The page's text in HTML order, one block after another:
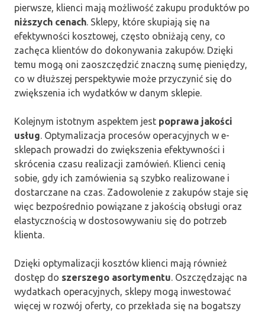
pierwsze, klienci mają możliwość zakupu produktów po
niższych cenach. Sklepy, które skupiają się na
efektywności kosztowej, często obniżają ceny, co
zachęca klientów do dokonywania zakupów. Dzięki
temu mogą oni zaoszczędzić znaczną sumę pieniędzy,
co w dłuższej perspektywie może przyczynić się do
zwiększenia ich wydatków w danym sklepie.
Kolejnym istotnym aspektem jest poprawa jakości
usług. Optymalizacja procesów operacyjnych w e-
sklepach prowadzi do zwiększenia efektywności i
skrócenia czasu realizacji zamówień. Klienci cenią
sobie, gdy ich zamówienia są szybko realizowane i
dostarczane na czas. Zadowolenie z zakupów staje się
więc bezpośrednio powiązane z jakością obsługi oraz
elastycznością w dostosowywaniu się do potrzeb
klienta.
Dzięki optymalizacji kosztów klienci mają również
dostęp do szerszego asortymentu. Oszczędzając na
wydatkach operacyjnych, sklepy mogą inwestować
więcej w rozwój oferty, co przekłada się na bogatszy